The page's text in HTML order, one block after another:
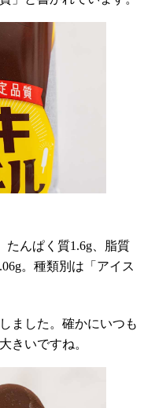
たんぱく質1.6g、脂質
。種類別は「アイス
ました。確かにいつも
きいですね。